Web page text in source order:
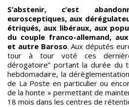
S’abstenir, c’est
eurosceptiques, aux
étriqués, aux libéraux, aux
du couple franco-allemand,
et autre Baroso. Aux députés
tour à tour voté ces
dérogatoire” portant la durée du
hebdomadaire, la
de La Poste en particulier ou
de la honte » permettant de
18 mois dans les centres de